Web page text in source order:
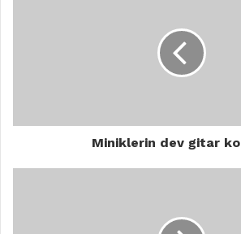
Miniklerin dev gitar